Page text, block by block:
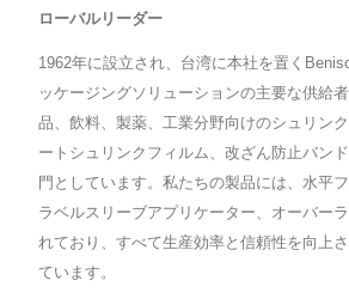
ローバルリーダー
1962年に設立され、台湾に本社を置く
ッケージングソリューションの主要な供給
品、飲料、製薬、工業分野向けのシュリン
ートシュリンクフィルム、改ざん防止バン
門としています。私たちの製品には、水平
ラベルスリーブアプリケーター、オーバー
れており、すべて生産効率と信頼性を向上
ています。